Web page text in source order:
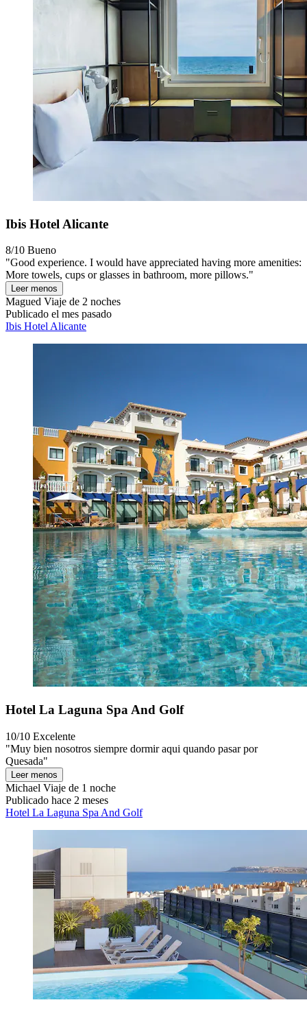
Ibis Hotel Alicante
8/10 Bueno
"Good experience. I would have appreciated having more amenities:
More towels, cups or glasses in bathroom, more pillows."
Leer menos
Magued Viaje de 2 noches
Publicado el mes pasado
Ibis Hotel Alicante
Hotel La Laguna Spa And Golf
10/10 Excelente
"Muy bien nosotros siempre dormir aqui quando pasar por
Quesada"
Leer menos
Michael Viaje de 1 noche
Publicado hace 2 meses
Hotel La Laguna Spa And Golf